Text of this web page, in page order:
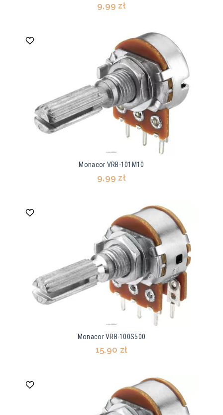
9,99 zł
Monacor VRB-101M10
9,99 zł
Monacor VRB-100S500
15,90 zł